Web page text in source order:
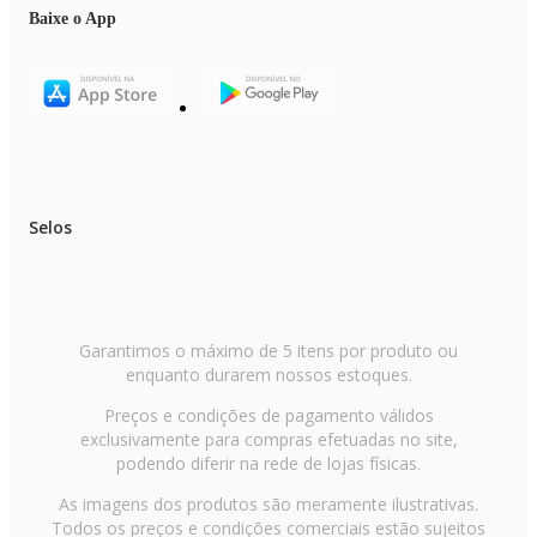
Modos de Funcionamento:Resfriamento, Aquecimento, Ventilar,
Conexão da Tubulação Gás (mm/):9,52 (3/8)
Comprimento Máximo da Tubulação (M):60
Desnível Máximo (M):15
Peso Líquido Unidade Interna (kg):12,3
Modelo:3 Ambientes
Informações Garantia Descrição
Informações Adicionais Topo
Modelo:38MBMTA27M5 | 42EZMSA09M5 | 40KVAQB12M5 |
Código de Referência:5000014054
Marca:Midea
Baixe o App
Selos
Garantimos o máximo de 5 itens por produto ou
enquanto durarem nossos estoques.
Preços e condições de pagamento válidos
exclusivamente para compras efetuadas no site,
podendo diferir na rede de lojas físicas.
As imagens dos produtos são meramente ilustrativas.
Todos os preços e condições comerciais estão sujeitos